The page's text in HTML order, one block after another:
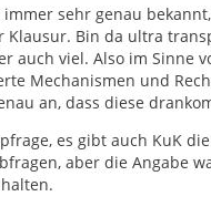
sehr genau
Klausur. Bin da ultra
auch viel. Also im Sinne
Mechanismen und
an, dass diese
es gibt auch KuK
aber die Angabe